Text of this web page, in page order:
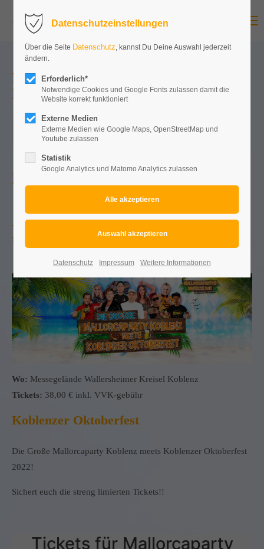
Mallorcaparty Koblenz meets
Koblenzer Oktoberfest
24.09.2022, 15:00–23:59
ORT: MESSEGELÄNDE WALLERSHEIMER KREISEL
NOCH ...
-1413
Tage
0-15 0-14 0-12
Wo: Messegelände Wallersheimer Kreisel Koblenz
Tickets: 38,00 € inkl. VVK-gebühr
Koblenzer Oktoberfest
Die Große Mallorcaparty Koblenz meets Koblenzer Oktoberfest
2022!
Sichert euch die streng limierten Tickets!!
Datenschutzeinstellungen
Über die Seite Datenschutz, kannst Du Deine Auswahl jederzeit
ändern.
Erforderlich*
Notwendige Cookies und Google Fonts zulassen damit die
Website korrekt funktioniert
Externe Medien
Externe Medien wie Google Maps, OpenStreetMap und
Youtube zulassen
Statistik
Google Analytics und Matomo Analytics zulassen
Datenschutz Impressum Weitere Informationen